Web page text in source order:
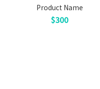
Product Name
$300